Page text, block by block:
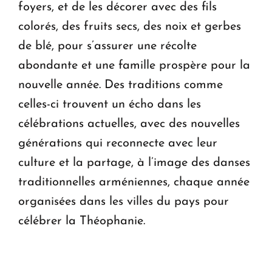
foyers, et de les décorer avec des fils
colorés, des fruits secs, des noix et gerbes
de blé, pour s’assurer une récolte
abondante et une famille prospère pour la
nouvelle année. Des traditions comme
celles-ci trouvent un écho dans les
célébrations actuelles, avec des nouvelles
générations qui reconnecte avec leur
culture et la partage, à l’image des danses
traditionnelles arméniennes, chaque année
organisées dans les villes du pays pour
célébrer la Théophanie.